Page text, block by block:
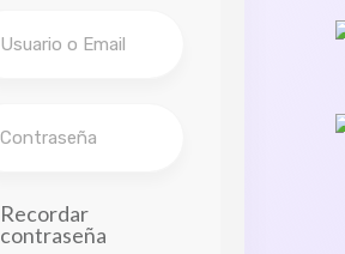
Recordar
contraseña